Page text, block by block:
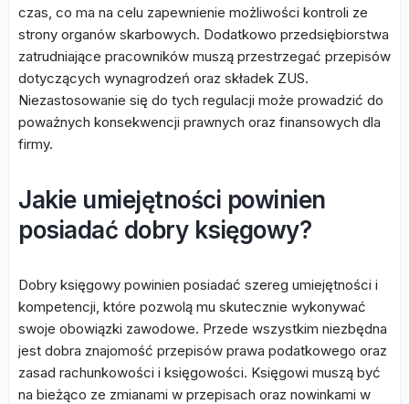
czas, co ma na celu zapewnienie możliwości kontroli ze
strony organów skarbowych. Dodatkowo przedsiębiorstwa
zatrudniające pracowników muszą przestrzegać przepisów
dotyczących wynagrodzeń oraz składek ZUS.
Niezastosowanie się do tych regulacji może prowadzić do
poważnych konsekwencji prawnych oraz finansowych dla
firmy.
Jakie umiejętności powinien
posiadać dobry księgowy?
Dobry księgowy powinien posiadać szereg umiejętności i
kompetencji, które pozwolą mu skutecznie wykonywać
swoje obowiązki zawodowe. Przede wszystkim niezbędna
jest dobra znajomość przepisów prawa podatkowego oraz
zasad rachunkowości i księgowości. Księgowi muszą być
na bieżąco ze zmianami w przepisach oraz nowinkami w